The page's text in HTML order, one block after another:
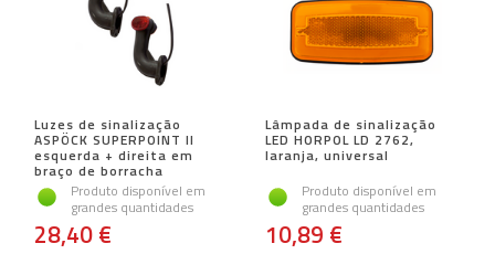
Luzes de sinalização
ASPÖCK SUPERPOINT II
esquerda + direita em
braço de borracha
Produto disponível em
grandes quantidades
28,40 €
Lâmpada de sinalização
LED HORPOL LD 2762,
laranja, universal
Produto disponível em
grandes quantidades
10,89 €